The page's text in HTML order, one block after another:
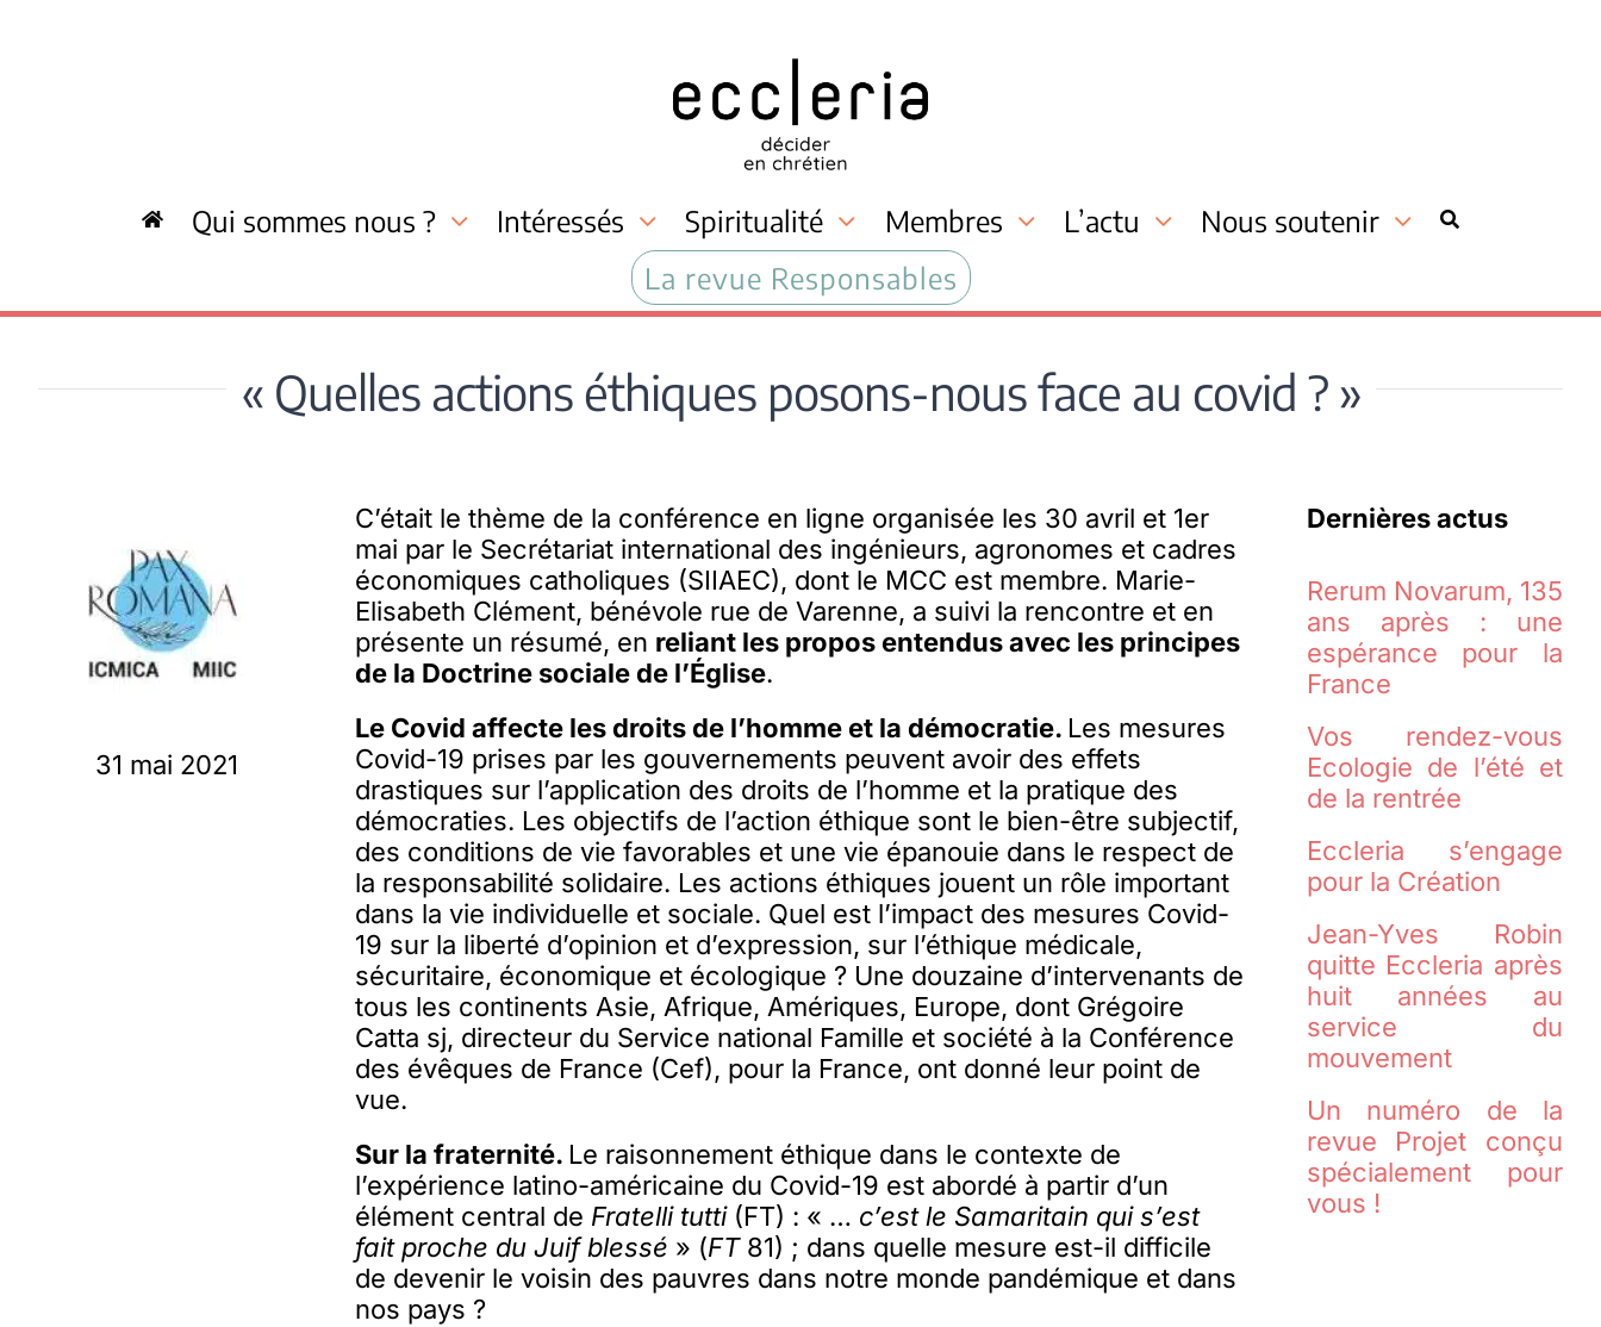
Qui sommes nous ? Intéressés Spiritualité Membres L’actu
Nous soutenir
La revue Responsables
« Quelles actions éthiques posons-nous face au covid ? »
31 mai 2021
C’était le thème de la conférence en ligne organisée les 30 avril et 1er
mai par le Secrétariat international des ingénieurs, agronomes et cadres
économiques catholiques (SIIAEC), dont le MCC est membre. Marie-
Elisabeth Clément, bénévole rue de Varenne, a suivi la rencontre et en
présente un résumé, en reliant les propos entendus avec les principes
de la Doctrine sociale de l’Église.
Le Covid affecte les droits de l’homme et la démocratie. Les mesures
Covid-19 prises par les gouvernements peuvent avoir des effets
drastiques sur l’application des droits de l’homme et la pratique des
démocraties. Les objectifs de l’action éthique sont le bien-être subjectif,
des conditions de vie favorables et une vie épanouie dans le respect de
la responsabilité solidaire. Les actions éthiques jouent un rôle important
dans la vie individuelle et sociale. Quel est l’impact des mesures Covid-
19 sur la liberté d’opinion et d’expression, sur l’éthique médicale,
sécuritaire, économique et écologique ? Une douzaine d’intervenants de
tous les continents Asie, Afrique, Amériques, Europe, dont Grégoire
Catta sj, directeur du Service national Famille et société à la Conférence
des évêques de France (Cef), pour la France, ont donné leur point de
vue.
Sur la fraternité. Le raisonnement éthique dans le contexte de
l’expérience latino-américaine du Covid-19 est abordé à partir d’un
élément central de Fratelli tutti(FT) : « … c’est le Samaritain qui s’est
fait proche du Juif blessé » (FT81) ; dans quelle mesure est-il difficile
de devenir le voisin des pauvres dans notre monde pandémique et dans
nos pays ?
Dernières actus
Rerum Novarum, 135
ans après : une
espérance pour la
France
Vos rendez-vous
Ecologie de l’été et
de la rentrée
Eccleria s’engage
pour la Création
Jean-Yves Robin
quitte Eccleria après
huit années au
service du
mouvement
Un numéro de la
revue Projet conçu
spécialement pour
vous !